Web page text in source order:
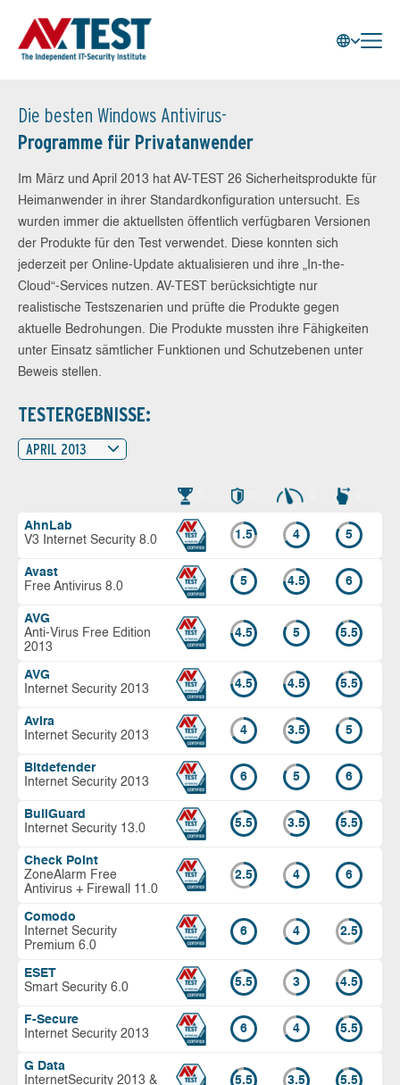
Die besten Windows Antivirus-
Programme für Privatanwender
Im März und April 2013 hat AV-TEST 26 Sicherheitsprodukte für
Heimanwender in ihrer Standardkonfiguration untersucht. Es
wurden immer die aktuellsten öffentlich verfügbaren Versionen
der Produkte für den Test verwendet. Diese konnten sich
jederzeit per Online-Update aktualisieren und ihre „In-the-
Cloud“-Services nutzen. AV-TEST berücksichtigte nur
realistische Testszenarien und prüfte die Produkte gegen
aktuelle Bedrohungen. Die Produkte mussten ihre Fähigkeiten
unter Einsatz sämtlicher Funktionen und Schutzebenen unter
Beweis stellen.
TESTERGEBNISSE:
APRIL 2013
AhnLab
V3 Internet Security 8.0
1.5 4 5
Avast
Free Antivirus 8.0
5 4.5 6
AVG
Anti-Virus Free Edition
2013
4.5 5 5.5
AVG
Internet Security 2013
4.5 4.5 5.5
Avira
Internet Security 2013
4 3.5 5
Bitdefender
Internet Security 2013
6 5 6
BullGuard
Internet Security 13.0
5.5 3.5 5.5
Check Point
ZoneAlarm Free
Antivirus + Firewall 11.0
2.5 4 6
Comodo
Internet Security
Premium 6.0
6 4 2.5
ESET
Smart Security 6.0
5.5 3 4.5
F-Secure
Internet Security 2013
6 4 5.5
G Data
InternetSecurity 2013 &
5.5 3.5 5.5